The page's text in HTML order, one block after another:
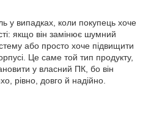
у випадках, коли покупець хоче
якщо він замінює шумний
або просто хоче підвищити
Це саме той тип продукту,
у власний ПК, бо він
рівно, довго й надійно.